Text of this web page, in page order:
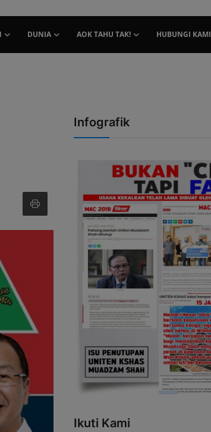
DUNIA AOK TAHU TAK! HUBUNGI KAMI
Infografik
Ikuti Kami